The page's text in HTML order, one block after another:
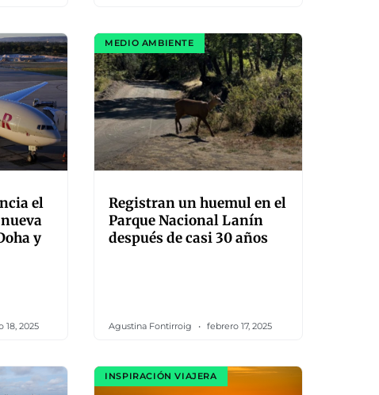
el
y
18, 2025
MEDIO AMBIENTE
Registran un huemul en el
Parque Nacional Lanín
después de casi 30 años
Agustina Fontirroig febrero 17, 2025
INSPIRACIÓN VIAJERA